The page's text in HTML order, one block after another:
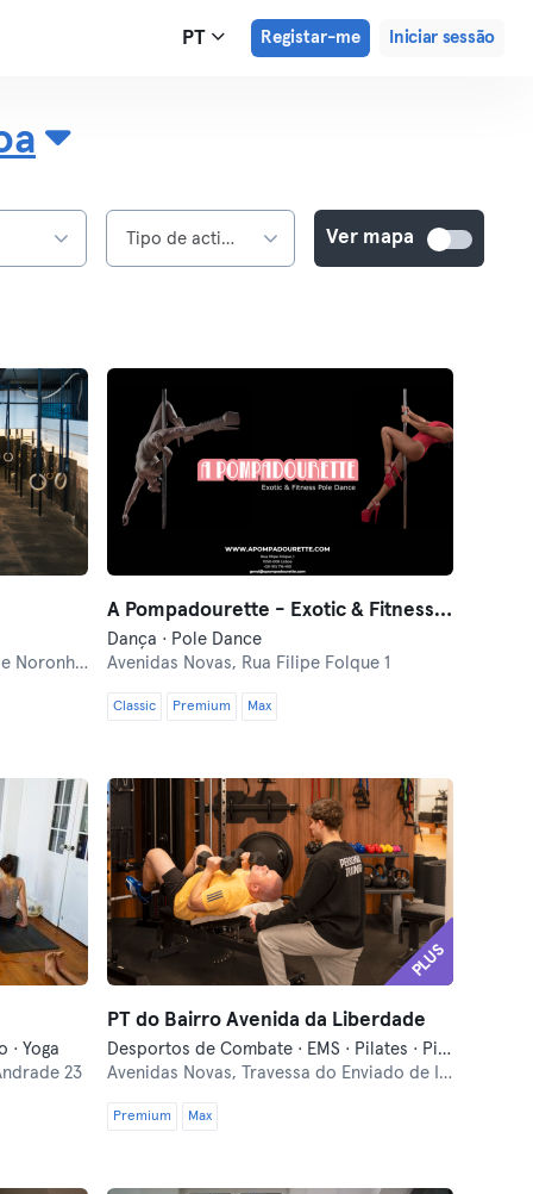
PT Registar-me Iniciar sessão
Tipo de actividade Ver mapa
25
A Pompadourette - Exotic & Fitness Pole Dance
Dança · Pole Dance
Avenidas Novas, Rua Filipe Folque 1
Classic Premium Max
· Yoga
23
PLUS
PT do Bairro Avenida da Liberdade
Desportos de Combate · EMS · Pilates · Pilates Reformer · Treinos Funcionais
Avenidas Novas,
Travessa do Enviado de Inglaterra 5
Premium Max